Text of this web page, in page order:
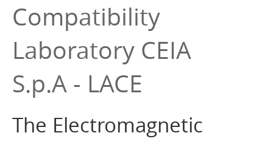
Compatibility
Laboratory CEIA
S.p.A - LACE
The Electromagnetic